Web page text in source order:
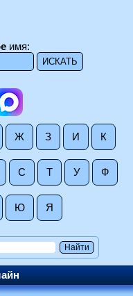
имя:
Ж З И К
С Т У Ф
Ю Я